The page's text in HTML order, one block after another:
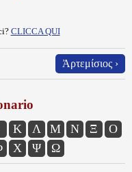
CLICCA QUI
Ἀρτεμίσιος ›
Κ Λ Μ Ν Ξ
Ο
Χ Ψ Ω